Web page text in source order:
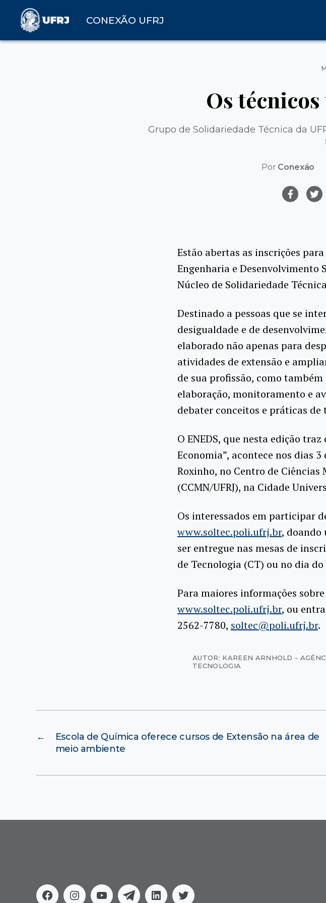
CONEXÃO UFRJ
Os
Grupo de Solidariedade Técnica da
Por Conexão
Estão abertas as inscrições
Engenharia e Desenvolvimento
Núcleo de Solidariedade
Destinado a pessoas que se
desigualdade e de
elaborado não apenas para
atividades de extensão e
de sua profissão, como
elaboração, monitoramento e
debater conceitos e práticas de
O ENEDS, que nesta edição
Economia”, acontece nos dias
Roxinho, no Centro de
(CCMN/UFRJ), na Cidade
Os interessados em participar
www.soltec.poli.ufrj.br, doando
ser entregue nas mesas de
de Tecnologia (CT) ou no dia
Para maiores informações
www.soltec.poli.ufrj.br, ou
2562-7780, soltec@poli.ufrj.br.
AUTOR: KAREEN ARNHOLD -
TECNOLOGIA
←
Escola de Química oferece cursos de Extensão na área de
meio ambiente